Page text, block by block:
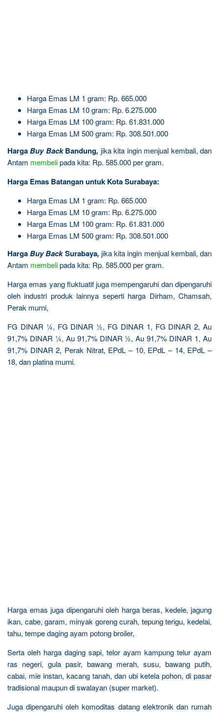
Harga Emas LM 1 gram: Rp. 665.000
Harga Emas LM 10 gram: Rp. 6.275.000
Harga Emas LM 100 gram: Rp. 61.831.000
Harga Emas LM 500 gram: Rp. 308.501.000
HargaBuy BackBandung, jika kita ingin menjual kembali, dan
Antam membelipada kita: Rp. 585.000 per gram.
Harga Emas Batangan untuk Kota Surabaya:
Harga Emas LM 1 gram: Rp. 665.000
Harga Emas LM 10 gram: Rp. 6.275.000
Harga Emas LM 100 gram: Rp. 61.831.000
Harga Emas LM 500 gram: Rp. 308.501.000
HargaBuy BackSurabaya, jika kita ingin menjual kembali, dan
Antam membelipada kita: Rp. 585.000 per gram.
Harga emas yang fluktuatif juga mempengaruhi dan dipengaruhi
oleh industri produk lainnya seperti harga Dirham, Chamsah,
Perak murni,
FG DINAR ¼, FG DINAR ½, FG DINAR 1, FG DINAR 2, Au
91,7% DINAR ¼, Au 91,7% DINAR ½, Au 91,7% DINAR 1, Au
91,7% DINAR 2, Perak Nitrat, EPdL – 10, EPdL – 14, EPdL –
18, dan platina murni.
Harga emas juga dipengaruhi oleh harga beras, kedele, jagung
ikan, cabe, garam, minyak goreng curah, tepung terigu, kedelai,
tahu, tempe daging ayam potong broiler,
Serta oleh harga daging sapi, telor ayam kampung telur ayam
ras negeri, gula pasir, bawang merah, susu, bawang putih,
cabai, mie instan, kacang tanah, dan ubi ketela pohon, di pasar
tradisional maupun di swalayan (super market).
Juga dipengaruhi oleh komoditas datang elektronik dan rumah